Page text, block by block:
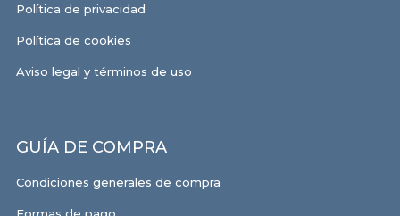
Política de privacidad
Política de cookies
Aviso legal y términos de uso
GUÍA DE COMPRA
Condiciones generales de compra
Formas de pago